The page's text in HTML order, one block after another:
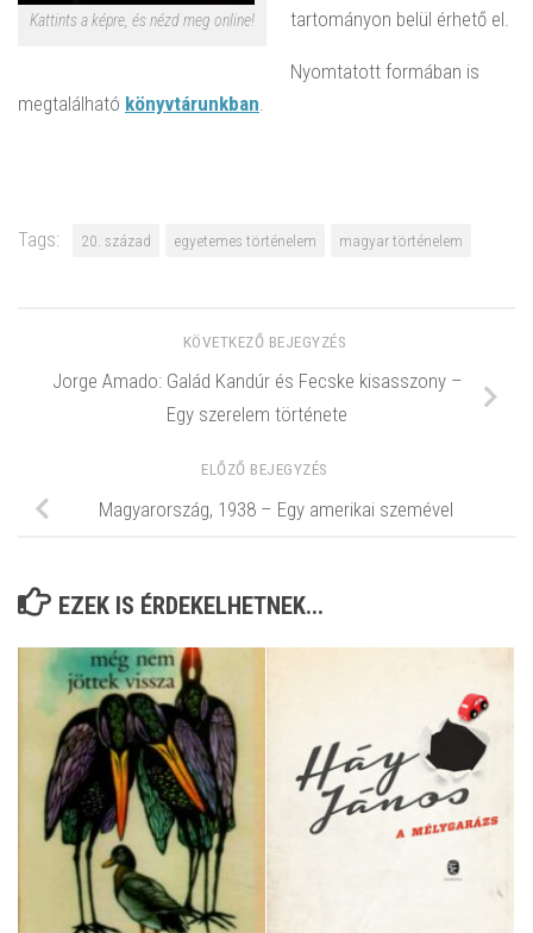
Kattints a képre, és nézd meg online!
tartományon belül érhető el.
Nyomtatott formában is
megtalálható könyvtárunkban
Tags: 20. század egyetemes történelem magyar történelem
KÖVETKEZŐ BEJEGYZÉS
Jorge Amado: Galád Kandúr és Fecske kisasszony –
Egy szerelem története
ELŐZŐ BEJEGYZÉS
Magyarország, 1938 – Egy amerikai szemével
EZEK IS ÉRDEKELHETNEK...